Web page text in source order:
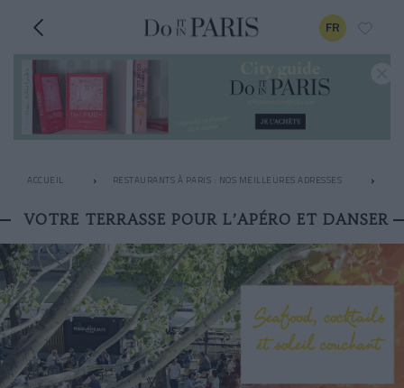
FR
ACCUEIL RESTAURANTS À PARIS : NOS MEILLEURES ADRESSES
VOTRE TERRASSE POUR L’APÉRO ET DANSER